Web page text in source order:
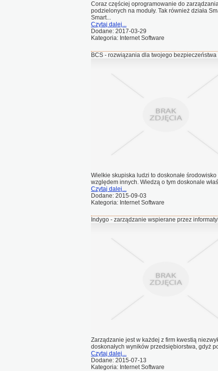
Coraz częściej oprogramowanie do
podzielonych na moduły. Tak również działa
Smart...
Czytaj dalej...
Dodane: 2017-03-29
Kategoria: Internet Software
BCS - rozwiązania dla twojego bezpieczeństwa
Wielkie skupiska ludzi to doskonałe
względem innych. Wiedzą o tym doskonale
Czytaj dalej...
Dodane: 2015-09-03
Kategoria: Internet Software
Indygo - zarządzanie wspierane przez
Zarządzanie jest w każdej z firm kwestią
doskonałych wyników przedsiębiorstwa, gdyż
Czytaj dalej...
Dodane: 2015-07-13
Kategoria: Internet Software